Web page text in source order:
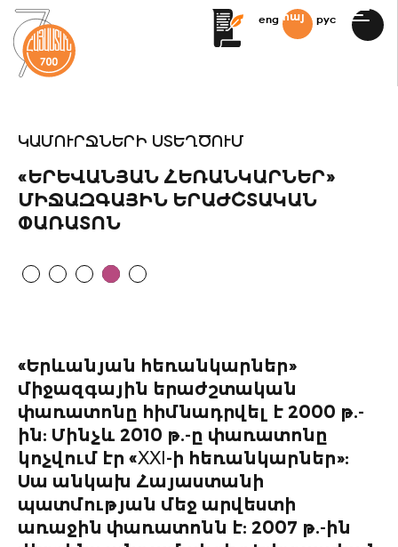
ՏԵՍԱՆՅՈՒԹԵՐ
2021 – 2041
ԽԱՌԸ
հայ
eng рус
ԿԱՄՈՒՐՋՆԵՐԻ ՍՏԵՂԾՈՒՄ
«ԵՐԵՎԱՆՅԱՆ ՀԵՌԱՆԿԱՐՆԵՐ»
ՄԻՋԱԶԳԱՅԻՆ ԵՐԱԺՇՏԱԿԱՆ
ՓԱՌԱՏՈՆ
«Երևանյան հեռանկարներ»
միջազգային երաժշտական
փառատոնը հիմնադրվել է 2000 թ.-
ին: Մինչև 2010 թ.-ը փառատոնը
կոչվում էր «XXI-ի հեռանկարներ»:
Սա անկախ Հայաստանի
պատմության մեջ արվեստի
առաջին փառատոնն է: 2007 թ.-ին